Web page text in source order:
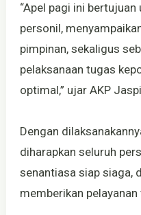
“Apel pagi ini
personil,
pimpinan, sekaligus
pelaksanaan tugas
optimal,” ujar AKP
Dengan
diharapkan seluruh
senantiasa siap siaga,
memberikan